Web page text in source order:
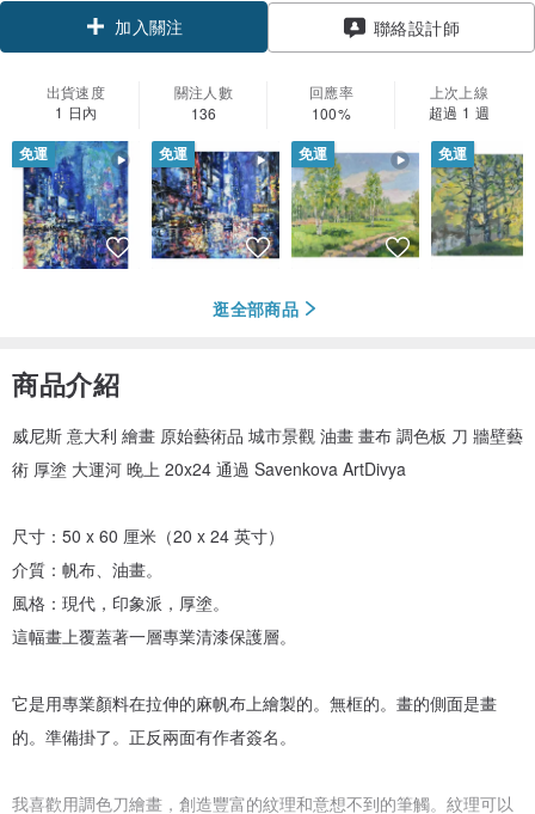
加入關注 聯絡設計師
出貨速度
1 日內
關注人數
136
回應率
100%
上次上線
超過 1 週
免運 免運 免運 免運
逛全部商品
商品介紹
威尼斯 意大利 繪畫 原始藝術品 城市景觀 油畫 畫布 調色板 刀 牆壁藝
術 厚塗 大運河 晚上 20x24 通過 Savenkova ArtDivya
尺寸：50 x 60 厘米（20 x 24 英寸）
介質：帆布、油畫。
風格：現代，印象派，厚塗。
這幅畫上覆蓋著一層專業清漆保護層。
它是用專業顏料在拉伸的麻帆布上繪製的。無框的。畫的側面是畫
的。準備掛了。正反兩面有作者簽名。
我喜歡用調色刀繪畫，創造豐富的紋理和意想不到的筆觸。紋理可以